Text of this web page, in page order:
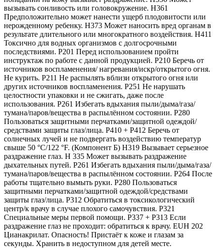
вызывать сонливость или головокружение. H361
Предположительно может нанести ущерб плодовитости или
нерожденному ребенку. H373 Может наносить вред органам в
результате длительного или многократного воздействия. H411
Токсично для водных организмов с долгосрочными
последствиями. Р201 Перед использованием пройти
инструктаж по работе с данной продукцией. Р210 Беречь от
источников воспламенения/ нагревания/искр/открытого огня.
Не курить. Р211 Не распылять вблизи открытого огня или
других источников воспламенения. Р251 Не нарушать
целостности упаковки и не сжигать, даже после
использования. Р261 Избегать вдыхания пыли/дыма/газа/
тумана/паров/вещества в распылённом состоянии. Р280
Пользоваться защитными перчатками/защитной одеждой/
средствами защиты глаз/лица. P410 + P412 Беречь от
солнечных лучей и не подвергать воздействию температур
свыше 50 °C/122 °F. (Компонент Б) H319 Вызывает серьезное
раздражение глаз. H 335 Может вызывать раздражение
дыхательных путей. Р261 Избегать вдыхания пыли/дыма/газа/
тумана/паров/вещества в распылённом состоянии. Р264 После
работы тщательно вымыть руки. Р280 Пользоваться
защитными перчатками/защитной одеждой/средствами
защиты глаз/лица. P312 Обратиться в токсикологический
центр/к врачу в случае плохого самочувствия. P321
Специальные меры первой помощи. P337 + P313 Если
раздражение глаз не проходит: обратиться к врачу. EUH 202
Цианакрилат. Опасность! Пристаёт к коже и глазам за
секунды. Хранить в недоступном для детей месте.